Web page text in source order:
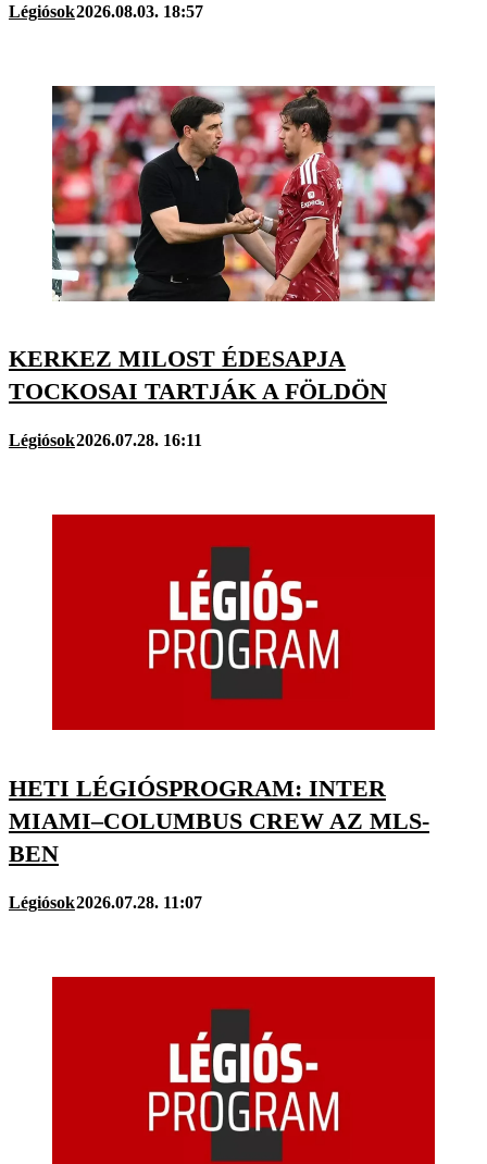
Légiósok2026.08.03. 18:57
KERKEZ MILOST ÉDESAPJA
TOCKOSAI TARTJÁK A FÖLDÖN
Légiósok2026.07.28. 16:11
HETI LÉGIÓSPROGRAM: INTER
MIAMI–COLUMBUS CREW AZ MLS-
BEN
Légiósok2026.07.28. 11:07